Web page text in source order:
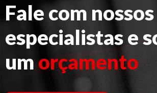
Fale com nossos
especialistas e
umorçamento